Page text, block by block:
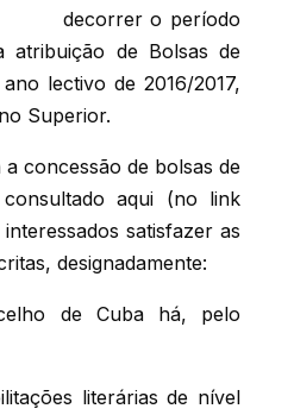
decorrer o período
atribuição de Bolsas de
lectivo de 2016/2017,
Superior.
concessão de bolsas de
aqui (no link
satisfazer as
designadamente:
de Cuba há, pelo
literárias de nível